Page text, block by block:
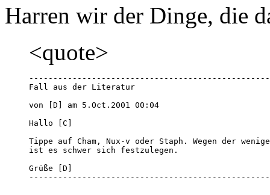
Harren wir der Dinge, die
<quote>
Fall aus der Literatur
von [D] am 5.Oct.2001 00:04
Hallo [C]
Tippe auf Cham, Nux-v oder Staph. Wegen der
ist es schwer sich festzulegen.
Grüße [D]